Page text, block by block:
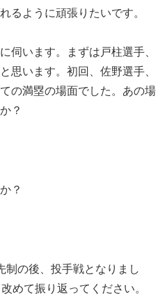
るように頑張りたいです。
伺います。まずは戸柱選手、
思います。初回、佐野選手、
の満塁の場面でした。あの場
？
？
制の後、投手戦となりまし
めて振り返ってください。